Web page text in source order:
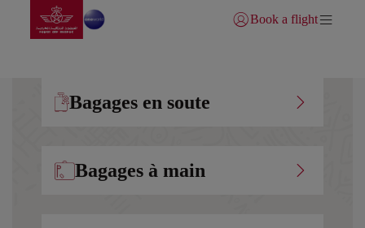
Saut au contenu principal
Aller à la page accueil
Se connecter | S’inscrire)
Book a flight
Bagages en soute
Bagages à main